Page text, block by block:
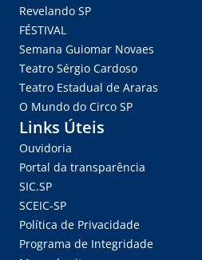
Revelando SP
FÉSTIVAL
Semana Guiomar Novaes
Teatro Sérgio Cardoso
Teatro Estadual de Araras
O Mundo do Circo SP
Links Úteis
Ouvidoria
Portal da transparência
SIC.SP
SCEIC-SP
Política de Privacidade
Programa de Integridade